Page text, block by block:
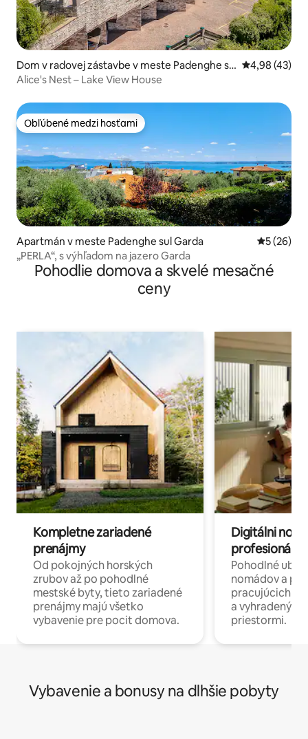
Dom v radovej zástavbe v meste Padenghe su
l Garda
Priemerné
4,98 (43)
Alice's Nest – Lake View House
Obľúbené medzi hosťami
Obľúbené medzi hosťami
Apartmán v meste Padenghe sul Garda
5 (26)
„PERLA“, s výhľadom na jazero Garda
Pohodlie domova a skvelé mesačné
ceny
Kompletne zariadené
prenájmy
Od pokojných horských
zrubov až po pohodlné
mestské byty, tieto zariadené
prenájmy majú všetko
vybavenie pre pocit domova.
Digitálni
profesionáli
Pohodlné
nomádov a
pracujúcich
a
priestormi.
Vybavenie a bonusy na dlhšie pobyty